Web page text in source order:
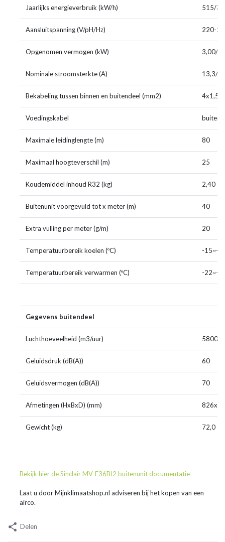
Jaarlijks energieverbruik (kW/h) 515/
Aansluitspanning (V/pH/Hz) 220-
Opgenomen vermogen (kW) 3,00/
Nominale stroomsterkte (A) 13,3/
Bekabeling tussen binnen en buitendeel (mm2) 4x1,5
Voedingskabel buiten
Maximale leidinglengte (m) 80
Maximaal hoogteverschil (m) 25
Koudemiddel inhoud R32 (kg) 2,40
Buitenunit voorgevuld tot x meter (m) 40
Extra vulling per meter (g/m) 20
Temperatuurbereik koelen (ºC) -
Temperatuurbereik verwarmen (ºC) -
Gegevens buitendeel
Luchthoeveelheid (m3/uur) 5800
Geluidsdruk (dB(A)) 60
Geluidsvermogen (dB(A)) 70
Afmetingen (HxBxD) (mm)
Gewicht (kg) 72,0
Bekijk hier de Sinclair MV-E36BI2 buitenunit documentatie
Laat u door Mijnklimaatshop.nl adviseren bij het kopen van een
airco.
Delen